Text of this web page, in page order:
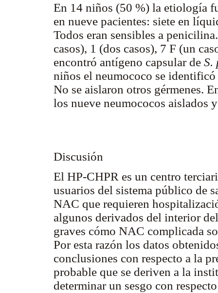
En 14 niños (50 %) la etiología
en nueve pacientes: siete en
Todos eran sensibles a
casos), 1 (dos casos), 7 F (un
encontró antígeno capsular de S.
niños el neumococo se
No se aislaron otros gérmenes.
los nueve neumococos aislados
Discusión
El HP-CHPR es un centro
usuarios del sistema público de
NAC que requieren
algunos derivados del interior
graves cómo NAC complicada
Por esta razón los datos
conclusiones con respecto a la
probable que se deriven a la
determinar un sesgo con